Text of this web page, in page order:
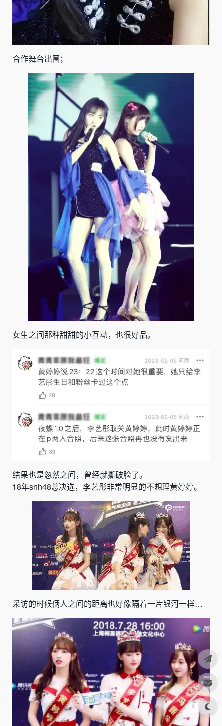
合作舞台出圈；
女生之间那种甜甜的小互动，也很好品。
结果也是忽然之间，曾经就撕破脸了。
18年snh48总决选，李艺彤非常明显的不想理黄婷婷。
采访的时候俩人之间的距离也好像隔着一片银河一样…